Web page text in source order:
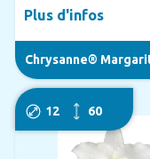
Chrysanne®
Plus d'infos
12 60